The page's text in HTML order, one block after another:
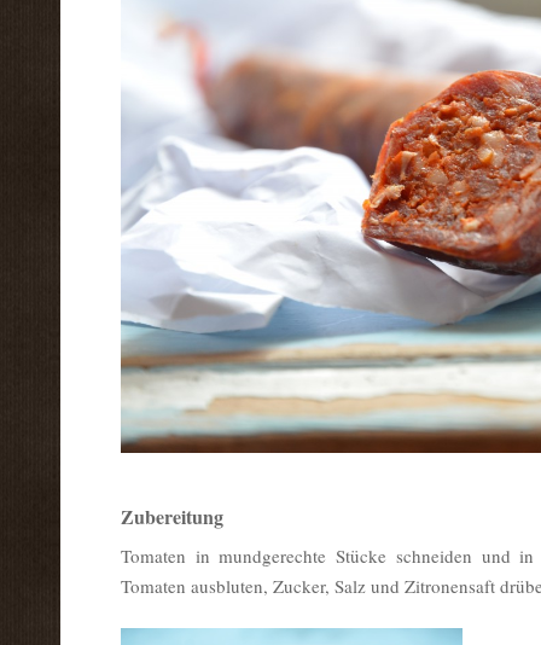
Zubereitung
Tomaten in mundgerechte Stücke schneiden und
Tomaten ausbluten, Zucker, Salz und Zitronensaft